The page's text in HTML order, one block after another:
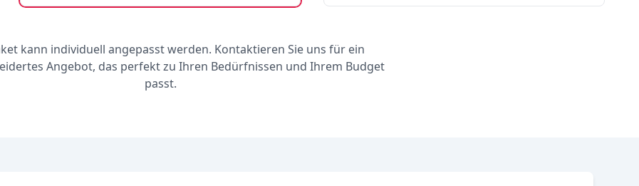
kann individuell angepasst werden. Kontaktieren Sie uns für ein
Angebot, das perfekt zu Ihren Bedürfnissen und Ihrem Budget
passt.